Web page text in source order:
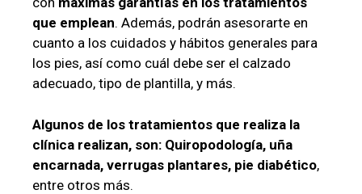
que emplean. Además, podrán asesorarte en
cuanto a los cuidados y hábitos generales para
los pies, así como cuál debe ser el calzado
adecuado, tipo de plantilla, y más.
Algunos de los tratamientos que realiza la
clínica realizan, son: Quiropodología, uña
encarnada, verrugas plantares, pie diabético,
entre otros más.